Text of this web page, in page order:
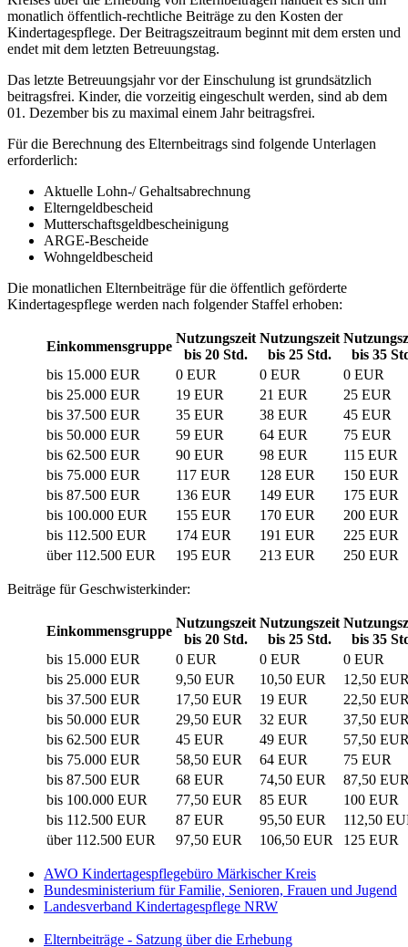
monatlich öffentlich-rechtliche Beiträge zu den Kosten der
Kindertagespflege. Der Beitragszeitraum beginnt mit dem ersten und
endet mit dem letzten Betreuungstag.
Das letzte Betreuungsjahr vor der Einschulung ist grundsätzlich
beitragsfrei. Kinder, die vorzeitig eingeschult werden, sind ab dem
01. Dezember bis zu maximal einem Jahr beitragsfrei.
Für die Berechnung des Elternbeitrags sind folgende Unterlagen
erforderlich:
Aktuelle Lohn-/ Gehaltsabrechnung
Elterngeldbescheid
Mutterschaftsgeldbescheinigung
ARGE-Bescheide
Wohngeldbescheid
Die monatlichen Elternbeiträge für die öffentlich geförderte
Kindertagespflege werden nach folgender Staffel erhoben:
Einkommensgruppe
Nutzungszeit
bis 20 Std.
Nutzungszeit
bis 25 Std.
bis 35
bis 15.000 EUR
0 EUR 0 EUR
0 EUR
bis 25.000 EUR
19 EUR 21 EUR
25 EUR
bis 37.500 EUR
35 EUR 38 EUR
45 EUR
bis 50.000 EUR
59 EUR 64 EUR
75 EUR
bis 62.500 EUR
90 EUR 98 EUR
115 EUR
bis 75.000 EUR
117 EUR 128 EUR
150 EUR
bis 87.500 EUR
136 EUR 149 EUR
175 EUR
bis 100.000 EUR
155 EUR 170 EUR
200 EUR
bis 112.500 EUR
174 EUR 191 EUR
225 EUR
über 112.500 EUR
195 EUR 213 EUR 250 EUR
Beiträge für Geschwisterkinder:
Einkommensgruppe
Nutzungszeit
bis 20 Std.
Nutzungszeit
bis 25 Std.
bis 35
bis 15.000 EUR
0 EUR 0 EUR
0 EUR
bis 25.000 EUR
9,50 EUR 10,50 EUR
12,50
bis 37.500 EUR
17,50 EUR 19 EUR
22,50
bis 50.000 EUR
29,50 EUR 32 EUR
37,50
bis 62.500 EUR
45 EUR 49 EUR
57,50
bis 75.000 EUR
58,50 EUR 64 EUR
75 EUR
bis 87.500 EUR
68 EUR 74,50 EUR
87,50
bis 100.000 EUR
77,50 EUR 85 EUR
100 EUR
bis 112.500 EUR
87 EUR 95,50 EUR
112,50
über 112.500 EUR
97,50 EUR 106,50 EUR 125 EUR
AWO Kindertagespflegebüro Märkischer Kreis
Bundesministerium für Familie, Senioren, Frauen und Jugend
Landesverband Kindertagespflege NRW
Elternbeiträge - Satzung über die Erhebung